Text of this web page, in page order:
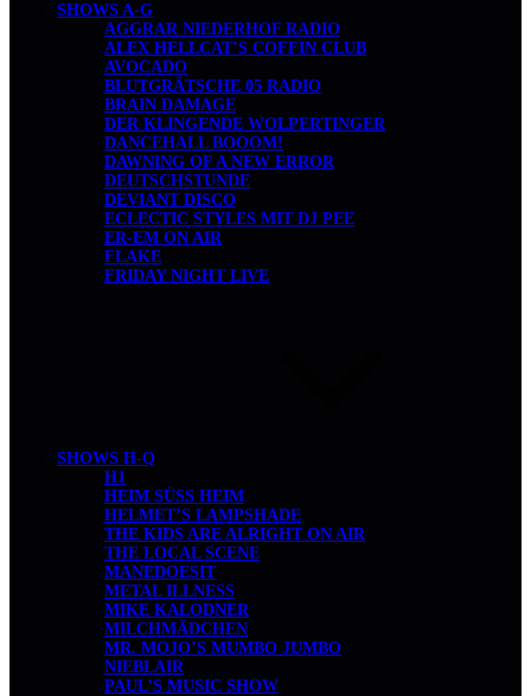
SHOWS A-G
AGGRAR NIEDERHOF RADIO
ALEX HELLCAT’S COFFIN CLUB
AVOCADO
BLUTGRÄTSCHE 05 RADIO
BRAIN DAMAGE
DER KLINGENDE WOLPERTINGER
DANCEHALL BOOOM!
DAWNING OF A NEW ERROR
DEUTSCHSTUNDE
DEVIANT DISCO
ECLECTIC STYLES MIT DJ PEE
ER-EM ON AIR
FLAKE
FRIDAY NIGHT LIVE
SHOWS H-Q
H1
HEIM SÜSS HEIM
HELMET’S LAMPSHADE
THE KIDS ARE ALRIGHT ON AIR
THE LOCAL SCENE
MANEDOESIT
METAL ILLNESS
MIKE KALODNER
MILCHMÄDCHEN
MR. MOJO’S MUMBO JUMBO
NIEBLAIR
PAUL’S MUSIC SHOW